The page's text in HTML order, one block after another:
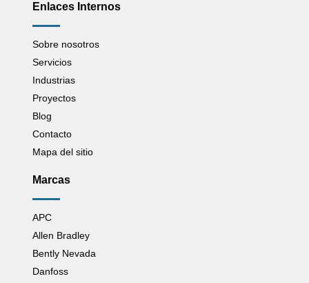
Enlaces Internos
Sobre nosotros
Servicios
Industrias
Proyectos
Blog
Contacto
Mapa del sitio
Marcas
APC
Allen Bradley
Bently Nevada
Danfoss